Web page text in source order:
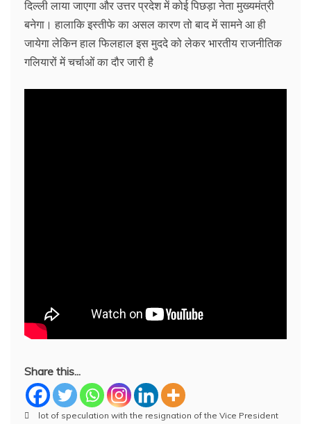
दिल्ली लाया जाएगा और उत्तर प्रदेश में कोई पिछड़ा नेता मुख्यमंत्री
बनेगा। हालाकि इस्तीफे का असल कारण तो बाद में सामने आ ही
जायेगा लेकिन हाल फिलहाल इस मुददे को लेकर भारतीय राजनीतिक
गलियारों में चर्चाओं का दौर जारी है
Share this...
lot of speculation with the resignation of the Vice President